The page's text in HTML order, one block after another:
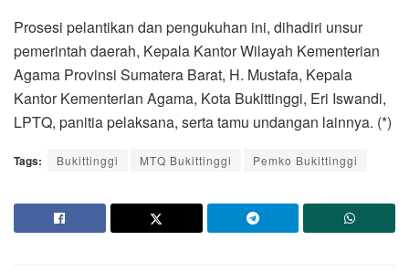
Prosesi pelantikan dan pengukuhan ini, dihadiri unsur
pemerintah daerah, Kepala Kantor Wilayah Kementerian
Agama Provinsi Sumatera Barat, H. Mustafa, Kepala
Kantor Kementerian Agama, Kota Bukittinggi, Eri Iswandi,
LPTQ, panitia pelaksana, serta tamu undangan lainnya. (*)
Tags: Bukittinggi MTQ Bukittinggi Pemko Bukittinggi